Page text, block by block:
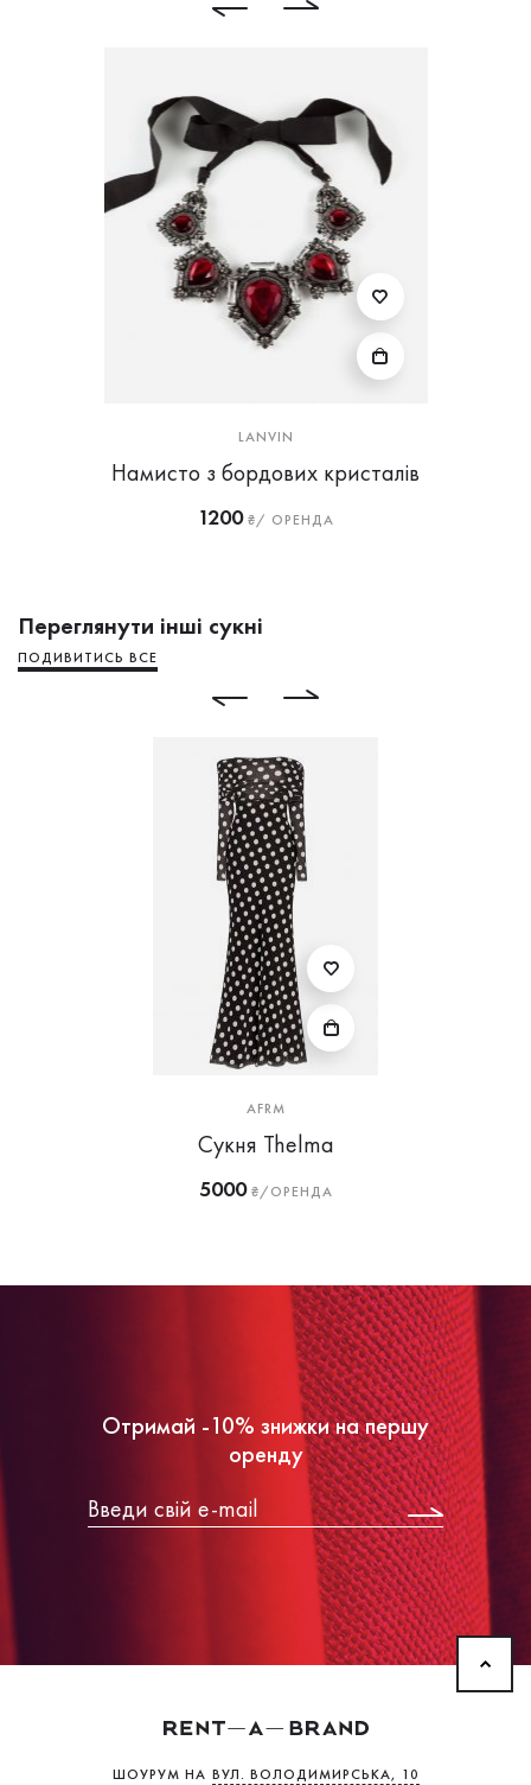
LANVIN
Намисто з бордових кристалів
1200₴/ ОРЕНДА
Переглянути інші сукні
ПОДИВИТИСЬ ВСЕ
AFRM
Сукня Thelma
5000₴/ОРЕНДА
Отримай -10% знижки на першу
оренду
ШОУРУМ НА ВУЛ. ВОЛОДИМИРСЬКА, 10